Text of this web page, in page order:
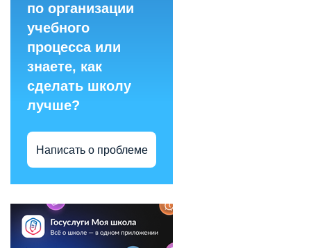
по организации
учебного
процесса или
знаете, как
сделать школу
лучше?
Написать о проблеме